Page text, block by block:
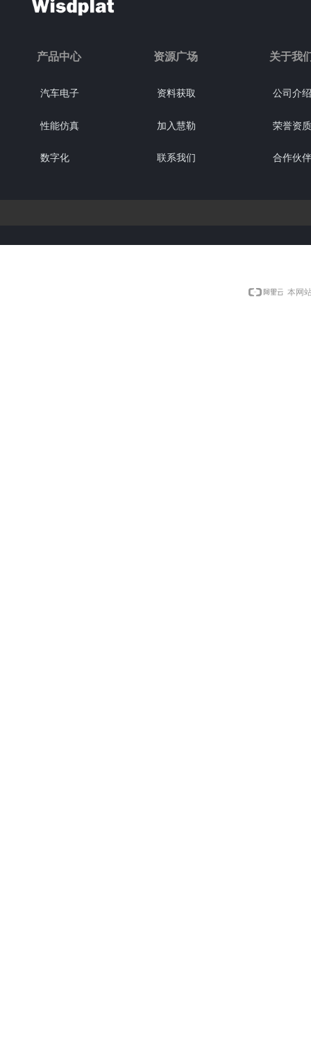
产品中心
汽车电子
性能仿真
数字化
资料获取
加入慧勒
联系我们
资源广场
公司介绍
荣誉资质
合作伙伴
关于我
本网